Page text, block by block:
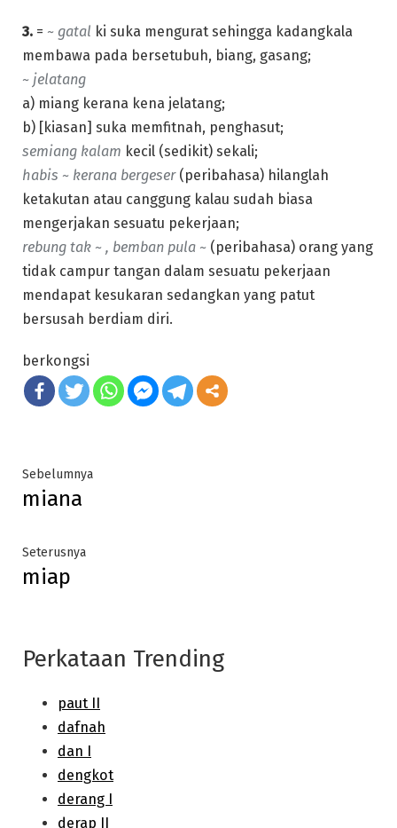
3. = ~ gatal ki suka mengurat sehingga kadangkala
membawa pada bersetubuh, biang, gasang;
~ jelatang
a) miang kerana kena jelatang;
b) [kiasan] suka memfitnah, penghasut;
semiang kalam kecil (sedikit) sekali;
habis ~ kerana bergeser (peribahasa) hilanglah
ketakutan atau canggung kalau sudah biasa
mengerjakan sesuatu pekerjaan;
rebung tak ~ , bemban pula ~ (peribahasa) orang yang
tidak campur tangan dalam sesuatu pekerjaan
mendapat kesukaran sedangkan yang patut
bersusah berdiam diri.
berkongsi
Post
navigation
SebelumnyaPrevious
miana
SeterusnyaNext
miap
Perkataan Trending